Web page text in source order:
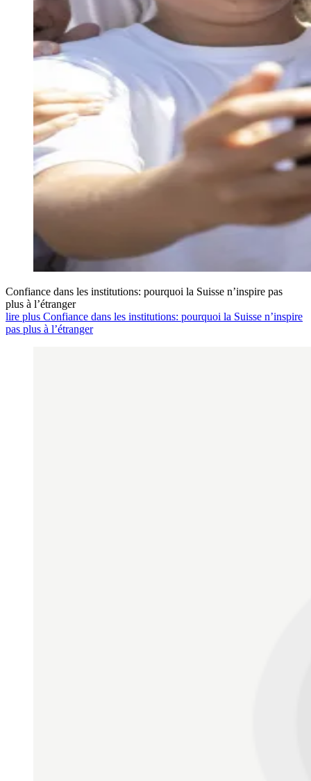
Confiance dans les institutions: pourquoi la Suisse n’inspire pas
plus à l’étranger
lire plus Confiance dans les institutions: pourquoi la Suisse n’inspire
pas plus à l’étranger